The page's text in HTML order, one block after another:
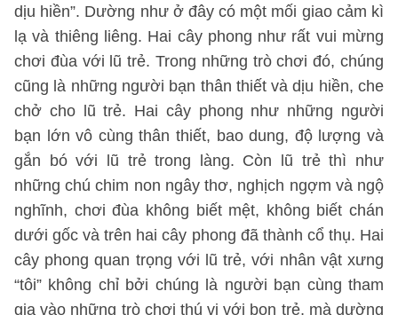
dịu hiền”. Dường như ở đây có một mối giao cảm kì
lạ và thiêng liêng. Hai cây phong như rất vui mừng
chơi đùa với lũ trẻ. Trong những trò chơi đó, chúng
cũng là những người bạn thân thiết và dịu hiền, che
chở cho lũ trẻ. Hai cây phong như những người
bạn lớn vô cùng thân thiết, bao dung, độ lượng và
gắn bó với lũ trẻ trong làng. Còn lũ trẻ thì như
những chú chim non ngây thơ, nghịch ngợm và ngộ
nghĩnh, chơi đùa không biết mệt, không biết chán
dưới gốc và trên hai cây phong đã thành cổ thụ. Hai
cây phong quan trọng với lũ trẻ, với nhân vật xưng
“tôi” không chỉ bởi chúng là người bạn cùng tham
gia vào những trò chơi thú vị với bọn trẻ, mà dường